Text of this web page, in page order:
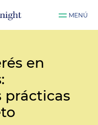
MENÚ
en
prácticas